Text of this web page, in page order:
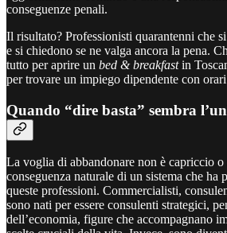
conseguenze penali.
Il risultato? Professionisti quarantenni che
e si chiedono se ne valga ancora la pena.
tutto per aprire un bed & breakfastin
per trovare un impiego dipendente con
Quando “dire basta” sembra
La voglia di abbandonare non è capriccio o
conseguenza naturale di un sistema che ha
queste professioni. Commercialisti,
sono nati per essere consulenti strategici,
dell’economia, figure che accompagnano